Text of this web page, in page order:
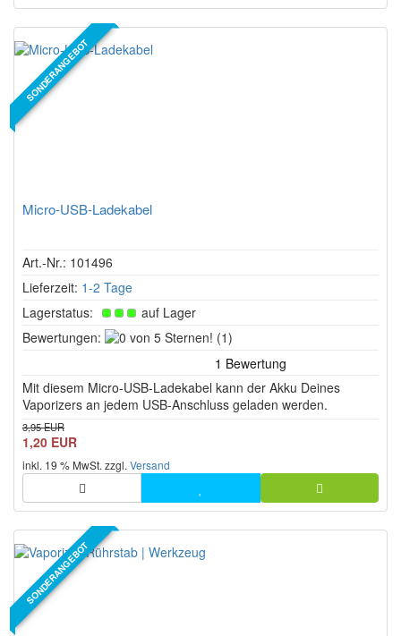
SONDERANGEBOT
Micro-USB-Ladekabel
Art.-Nr.: 101496
Lieferzeit: 1-2 Tage
Lagerstatus:
auf Lager
Bewertungen:
0
5
Sternen!
(1)
Mit diesem Micro-USB-Ladekabel kann der Akku Deines
Vaporizers an jedem USB-Anschluss geladen werden.
3,95 EUR
1,20 EUR
inkl. 19 % MwSt. zzgl. Versand
SONDERANGEBOT